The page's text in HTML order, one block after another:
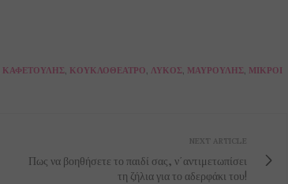
ΚΑΦΕΤΟΎΛΗΣ, ΚΟΥΚΛΟΘΈΑΤΡΟ, ΛΎΚΟΣ, ΜΑΥΡΟΎΛΗΣ, ΜΙΚΡΟΊ
NEXT ARTICLE
Πως να βοηθήσετε το παιδί σας, ν΄αντιμετωπίσει
τη ζήλια για το αδερφάκι του!